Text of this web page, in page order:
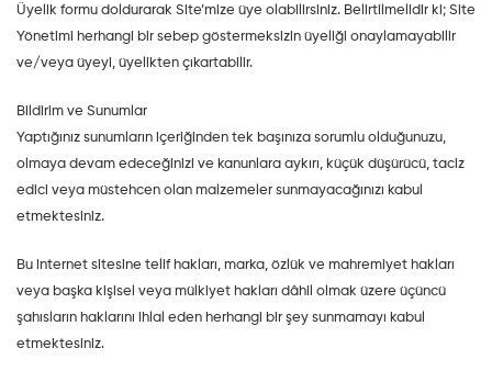
Üyelik formu doldurarak Site’mize üye olabilirsiniz. Belirtilmelidir ki; Site
Yönetimi herhangi bir sebep göstermeksizin üyeliği onaylamayabilir
ve/veya üyeyi, üyelikten çıkartabilir.
Bildirim ve Sunumlar
Yaptığınız sunumların içeriğinden tek başınıza sorumlu olduğunuzu,
olmaya devam edeceğinizi ve kanunlara aykırı, küçük düşürücü, taciz
edici veya müstehcen olan malzemeler sunmayacağınızı kabul
etmektesiniz.
Bu internet sitesine telif hakları, marka, özlük ve mahremiyet hakları
veya başka kişisel veya mülkiyet hakları dâhil olmak üzere üçüncü
şahısların haklarını ihlal eden herhangi bir şey sunmamayı kabul
etmektesiniz.